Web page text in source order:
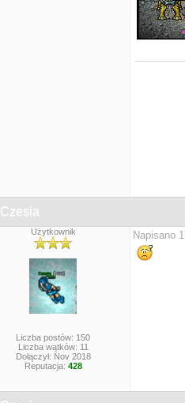
Czesia
Użytkownik
Liczba postów: 150
Liczba wątków: 11
Dołączył: Nov 2018
Reputacja: 428
Napisano